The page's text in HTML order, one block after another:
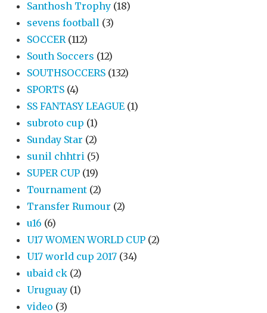
Santhosh Trophy (18)
sevens football (3)
SOCCER (112)
South Soccers (12)
SOUTHSOCCERS (132)
SPORTS (4)
SS FANTASY LEAGUE (1)
subroto cup (1)
Sunday Star (2)
sunil chhtri (5)
SUPER CUP (19)
Tournament (2)
Transfer Rumour (2)
u16 (6)
U17 WOMEN WORLD CUP (2)
U17 world cup 2017 (34)
ubaid ck (2)
Uruguay (1)
video (3)